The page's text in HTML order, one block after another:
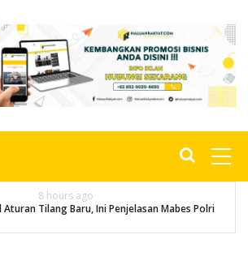
8 hours ago
Tilang Baru, Ini Penjelasan Mabes Polri